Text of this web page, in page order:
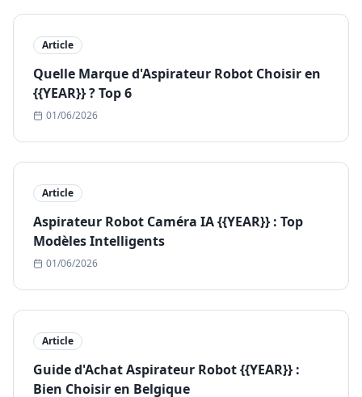
Article
Quelle Marque d'Aspirateur Robot Choisir en
{{YEAR}} ? Top 6
01/06/2026
Article
Aspirateur Robot Caméra IA {{YEAR}} : Top
Modèles Intelligents
01/06/2026
Article
Guide d'Achat Aspirateur Robot {{YEAR}} :
Bien Choisir en Belgique